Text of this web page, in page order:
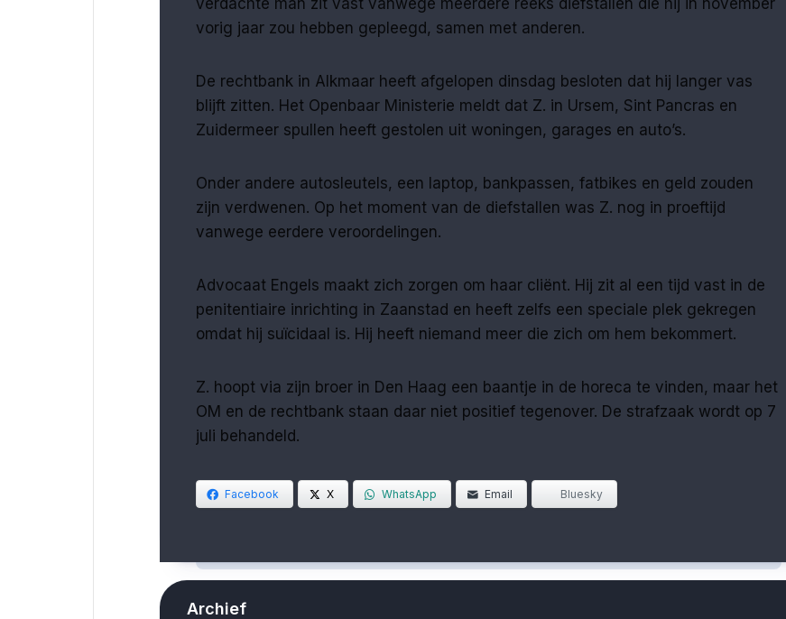
verdachte man zit vast vanwege meerdere reeks diefstallen die hij in november
vorig jaar zou hebben gepleegd, samen met anderen.
De rechtbank in Alkmaar heeft afgelopen dinsdag besloten dat hij langer vas
blijft zitten. Het Openbaar Ministerie meldt dat Z. in Ursem, Sint Pancras en
Zuidermeer spullen heeft gestolen uit woningen, garages en auto’s.
Onder andere autosleutels, een laptop, bankpassen, fatbikes en geld zouden
zijn verdwenen. Op het moment van de diefstallen was Z. nog in proeftijd
vanwege eerdere veroordelingen.
Advocaat Engels maakt zich zorgen om haar cliënt. Hij zit al een tijd vast in de
penitentiaire inrichting in Zaanstad en heeft zelfs een speciale plek gekregen
omdat hij suïcidaal is. Hij heeft niemand meer die zich om hem bekommert.
Z. hoopt via zijn broer in Den Haag een baantje in de horeca te vinden, maar het
OM en de rechtbank staan daar niet positief tegenover. De strafzaak wordt op 7
juli behandeld.
Facebook X WhatsApp Email Bluesky
Archief